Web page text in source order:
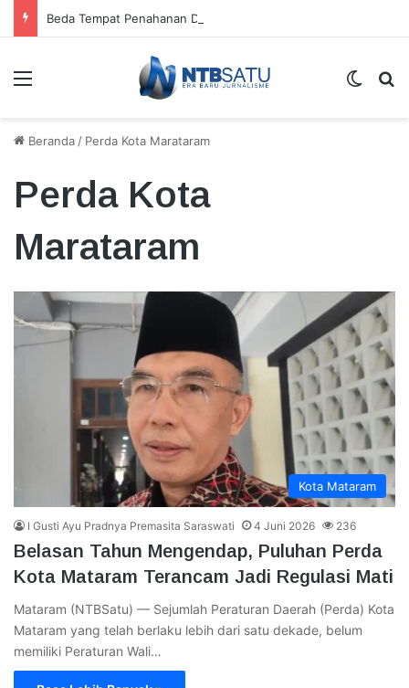
Menu
Beranda / Perda Kota Marataram
Perda Kota
Marataram
Kota Mataram
I Gusti Ayu Pradnya Premasita Saraswati 4 Juni 2026 236
Belasan Tahun Mengendap, Puluhan Perda
Kota Mataram Terancam Jadi Regulasi Mati
Mataram (NTBSatu) — Sejumlah Peraturan Daerah (Perda) Kota
Mataram yang telah berlaku lebih dari satu dekade, belum
memiliki Peraturan Wali…